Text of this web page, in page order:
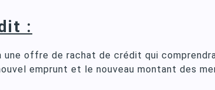
:
offre de rachat de crédit qui
emprunt et le nouveau montant des